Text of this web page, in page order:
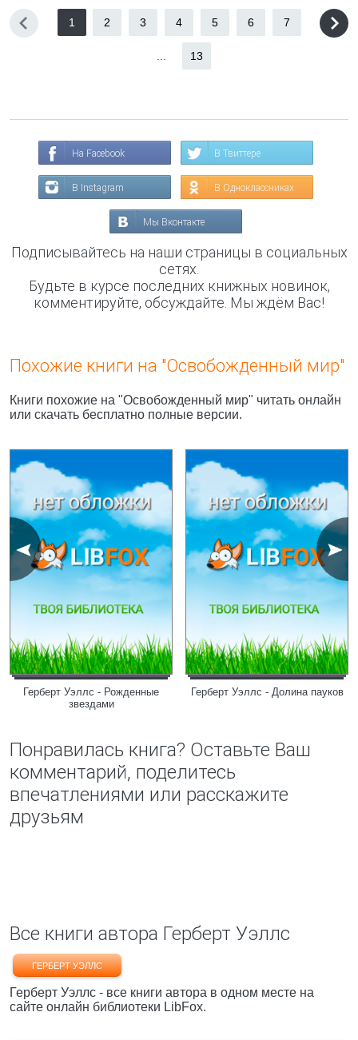
1 2 3 4 5 6 7
13
На Facebook В Твиттере
В Instagram В Одноклассниках
Мы Вконтакте
Подписывайтесь на наши страницы в социальных
сетях.
Будьте в курсе последних книжных новинок,
комментируйте, обсуждайте. Мы ждём Вас!
Похожие книги на "Освобожденный мир"
Книги похожие на "Освобожденный мир" читать онлайн
или скачать бесплатно полные версии.
Герберт Уэллс - Рожденные
звездами
Герберт Уэллс - Долина пауков
Понравилась книга? Оставьте Ваш
комментарий, поделитесь
впечатлениями или расскажите
друзьям
Все книги автора Герберт Уэллс
ГЕРБЕРТ УЭЛЛС
Герберт Уэллс - все книги автора в одном месте на
сайте онлайн библиотеки LibFox.